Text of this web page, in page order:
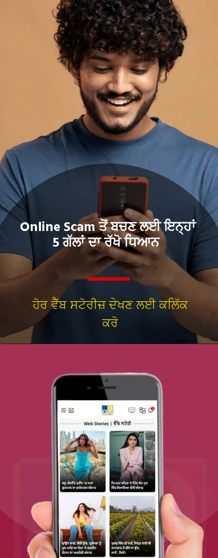
ਹੋਰ ਵੈੱਬ ਸਟੋਰੀਜ਼ ਦੇਖਣ ਲਈ ਕਲਿੱਕ
ਕਰੋ
Online Scam ਤੋਂ ਬਚਣ ਲਈ ਇਨ੍ਹਾਂ
5 ਗੱਲਾਂ ਦਾ ਰੱਖੋ ਧਿਆਨ